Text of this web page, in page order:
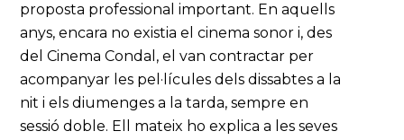
proposta professional important. En aquells
anys, encara no existia el cinema sonor i, des
del Cinema Condal, el van contractar per
acompanyar les pel·lícules dels dissabtes a la
nit i els diumenges a la tarda, sempre en
sessió doble. Ell mateix ho explica a les seves